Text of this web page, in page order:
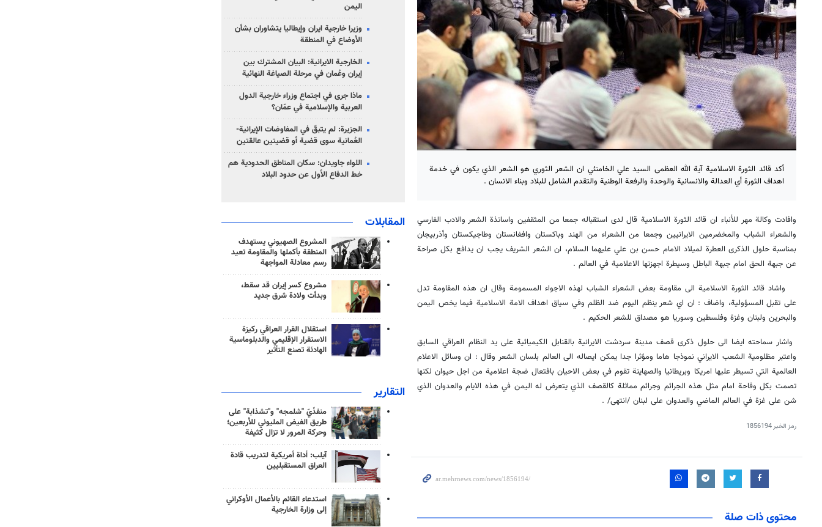
أكد قائد الثورة الاسلامية آية الله العظمى السيد علي الخامنئي ان الشعر الثوري هو الشعر الذي يكون في خدمة
اهداف الثورة أي العدالة والانسانية والوحدة والرفعة الوطنية والتقدم الشامل للبلاد وبناء الانسان .
وافادت وكالة مهر للأنباء ان قائد الثورة الاسلامية قال لدى استقباله جمعا من المثقفين واساتذة الشعر والادب الفارسي
والشعراء الشباب والمخضرمين الايرانيين وجمعا من الشعراء من الهند وباكستان وافغانستان وطاجيكستان وأذربيجان
بمناسبة حلول الذكرى العطرة لميلاد الامام حسن بن علي عليهما السلام، ان الشعر الشريف يجب ان يدافع بكل صراحة
عن جبهة الحق امام جبهة الباطل وسيطرة اجهزتها الاعلامية في العالم .
واشاد قائد الثورة الاسلامية الى مقاومة بعض الشعراء الشباب لهذه الاجواء المسمومة وقال ان هذه المقاومة تدل
على تقبل المسؤولية، واضاف : ان اي شعر ينظم اليوم ضد الظلم وفي سياق اهداف الامة الاسلامية فيما يخص اليمن
والبحرين ولبنان وغزة وفلسطين وسوريا هو مصداق للشعر الحكيم .
واشار سماحته ايضا الى حلول ذكرى قصف مدينة سردشت الايرانية بالقنابل الكيميائية على يد النظام العراقي السابق
واعتبر مظلومية الشعب الايراني نموذجا هاما ومؤثرا جدا يمكن ايصاله الى العالم بلسان الشعر وقال : ان وسائل الاعلام
العالمية التي تسيطر عليها امريكا وبريطانيا والصهاينة تقوم في بعض الاحيان بافتعال ضجة اعلامية من اجل حيوان لكنها
تصمت بكل وقاحة امام مثل هذه الجرائم وجرائم مماثلة كالقصف الذي يتعرض له اليمن في هذه الايام والعدوان الذي
شن على غزة في العالم الماضي والعدوان على لبنان /انتهى/ .
رمز الخبر1856194
محتوى ذات صلة
اليمن
وزيرا خارجية ايران وإيطاليا يتشاوران بشأن
الأوضاع في المنطقة
الخارجية الايرانية: البيان المشترك بين
إيران وعُمان في مرحلة الصياغة النهائية
ماذا جرى في اجتماع وزراء خارجية الدول
العربية والإسلامية في عمّان؟
الجزيرة: لم يتبقّ في المفاوضات الإيرانية-
العُمانية سوى قضية أو قضيتين عالقتين
اللواء جاويدان: سكان المناطق الحدودية هم
خط الدفاع الأول عن حدود البلاد
المقابلات
المشروع الصهيوني يستهدف
المنطقة بأكملها والمقاومة تعيد
رسم معادلة المواجهة
مشروع كسر إيران قد سقط،
وبدأت ولادة شرق جديد
استقلال القرار العراقي ركيزة
الاستقرار الإقليمي والدبلوماسية
الهادئة تصنع التأثير
التقارير
منفذَيّ "شلمجه" و"تشذابة" على
طريق الفيض المليوني للأربعين؛
وحركة المرور لا تزال كثيفة
آيلب: أداة أمريكية لتدريب قادة
العراق المستقبليين
استدعاء القائم بالأعمال الأوكراني
إلى وزارة الخارجية